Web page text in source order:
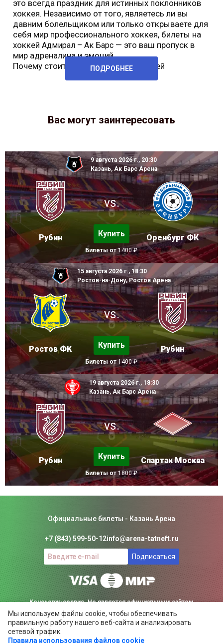
это всегда праздник для истинных поклонников
хоккея. Независимо от того, являетесь ли вы
давним болельщиком или только открываете для
себя мир профессионального хоккея, билеты на
хоккейАдмирал – Ак Барс — это ваш пропуск в
мир адреналина и эмоций.
Почему стоит купить билеты на хоккей
ПОДРОБНЕЕ
Вас могут заинтересовать
9 августа 2026 г., 20:30
Казань, Ак Барс Арена
Рубин
vs.
Купить
Билеты от1400 ₽
Оренбург ФК
15 августа 2026 г., 18:30
Ростов-на-Дону, Ростов Арена
Ростов ФК
vs.
Купить
Билеты от1400 ₽
Рубин
19 августа 2026 г., 18:30
Казань, Ак Барс Арена
Рубин
vs.
Купить
Билеты от1800 ₽
Спартак Москва
Официальные билеты - Казань Арена
+7 (843) 599-50-12info@arena-tatneft.ru
Подписаться
Консьерж-сервис. Не является официальным сайтом
Казань Арены.
Положение об общих правилах
ARENA-TATNEFT.RU ©
правильную работу нашего веб-сайта и анализировать
сетевой трафик.
Правила использования файлов cookie